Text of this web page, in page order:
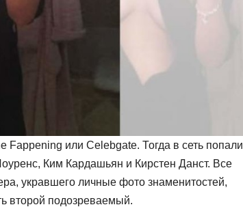
Fappening или Celebgate. Тогда в сеть попали
Ким Кардашьян и Кирстен Данст. Все
укравшего личные фото знаменитостей,
второй подозреваемый.